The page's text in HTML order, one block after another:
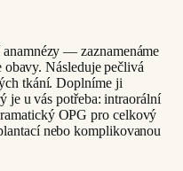
— zaznamenáme
obavy. Následuje pečlivá
tkání. Doplníme ji
je u vás potřeba: intraorální
OPG pro celkový
nebo komplikovanou